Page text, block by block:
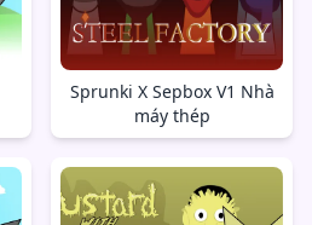
Sprunki X Sepbox V1 Nhà
máy thép